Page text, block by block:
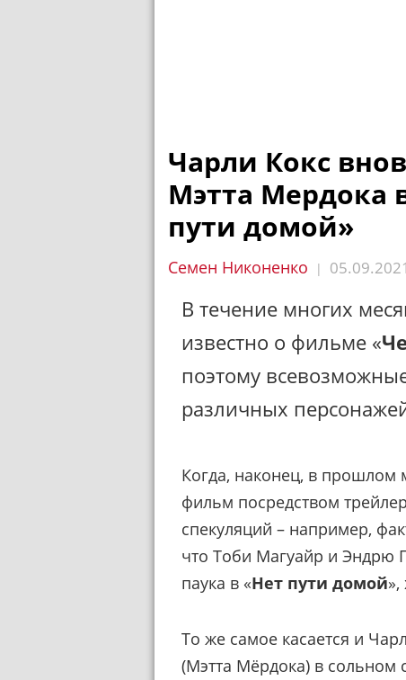
Чарли Кокс
Мэтта Мердока
пути домой»
Семен Никоненко |
В течение многих
известно о фильме «
поэтому
различных
Когда, наконец, в прошлом
фильм посредством
спекуляций – например,
что Тоби Магуайр и Эндрю
паука в «Нет пути домой
То же самое касается и
(Мэтта Мёрдока) в сольном